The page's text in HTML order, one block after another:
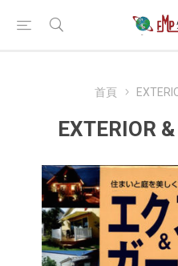
首頁
EXTERIOR